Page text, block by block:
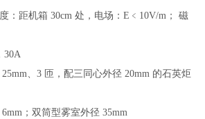
：距机箱 30cm 处，电场：E﹤10V/m； 磁
30A
、3 匝，配三同心外径 20mm 的石英炬
；双筒型雾室外径 35mm